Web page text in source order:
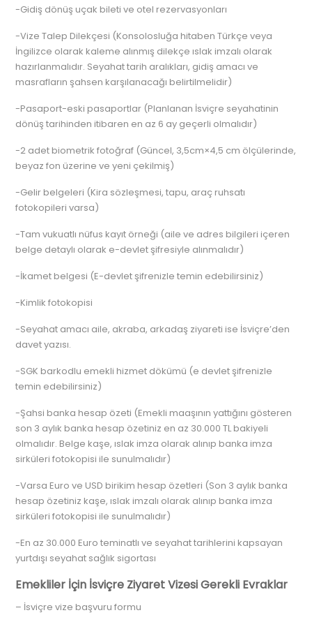
-Gidiş dönüş uçak bileti ve otel rezervasyonları
-Vize Talep Dilekçesi (Konsolosluğa hitaben Türkçe veya
İngilizce olarak kaleme alınmış dilekçe ıslak imzalı olarak
hazırlanmalıdır. Seyahat tarih aralıkları, gidiş amacı ve
masrafların şahsen karşılanacağı belirtilmelidir)
-Pasaport-eski pasaportlar (Planlanan İsviçre seyahatinin
dönüş tarihinden itibaren en az 6 ay geçerli olmalıdır)
-2 adet biometrik fotoğraf (Güncel, 3,5cm×4,5 cm ölçülerinde,
beyaz fon üzerine ve yeni çekilmiş)
-Gelir belgeleri (Kira sözleşmesi, tapu, araç ruhsatı
fotokopileri varsa)
-Tam vukuatlı nüfus kayıt örneği (aile ve adres bilgileri içeren
belge detaylı olarak e-devlet şifresiyle alınmalıdır)
-İkamet belgesi (E-devlet şifrenizle temin edebilirsiniz)
-Kimlik fotokopisi
-Seyahat amacı aile, akraba, arkadaş ziyareti ise İsviçre’den
davet yazısı.
-SGK barkodlu emekli hizmet dökümü (e devlet şifrenizle
temin edebilirsiniz)
-Şahsi banka hesap özeti (Emekli maaşının yattığını gösteren
son 3 aylık banka hesap özetiniz en az 30.000 TL bakiyeli
olmalıdır. Belge kaşe, ıslak imza olarak alınıp banka imza
sirküleri fotokopisi ile sunulmalıdır)
-Varsa Euro ve USD birikim hesap özetleri (Son 3 aylık banka
hesap özetiniz kaşe, ıslak imzalı olarak alınıp banka imza
sirküleri fotokopisi ile sunulmalıdır)
-En az 30.000 Euro teminatlı ve seyahat tarihlerini kapsayan
yurtdışı seyahat sağlık sigortası
Emekliler İçin İsviçre Ziyaret Vizesi Gerekli Evraklar
– İsviçre vize başvuru formu